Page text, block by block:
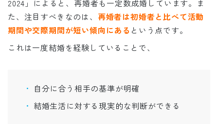
2024」によると、再婚者も一定数成婚しています。ま
た、注目すべきなのは、 再婚者は初婚者と比べて活動
期間や交際期間が短い傾向にある という点です。
これは一度結婚を経験していることで、
自分に合う相手の基準が明確
結婚生活に対する現実的な判断ができる